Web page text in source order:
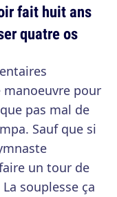
fait huit ans
quatre os
manoeuvre pour
pas mal de
Sauf que si
un tour de
souplesse ça